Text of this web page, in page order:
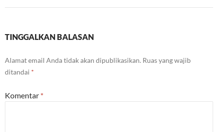
TINGGALKAN BALASAN
Alamat email Anda tidak akan dipublikasikan. Ruas yang wajib
ditandai *
Komentar *